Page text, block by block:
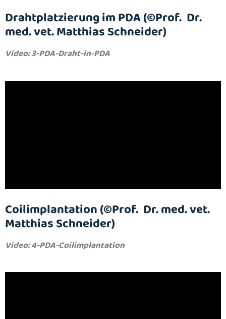
Drahtplatzierung im PDA (©Prof. Dr.
med. vet. Matthias Schneider)
Video: 3-PDA-Draht-in-PDA
Coilimplantation (©Prof. Dr. med. vet.
Matthias Schneider)
Video: 4-PDA-Coilimplantation